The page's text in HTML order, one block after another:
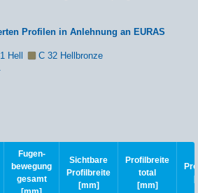
Profilen in Anlehnung an EURAS
Hell
C 32 Hellbronze
Fugen-
bewegung
gesamt
Sichtbare
Profilbreite
[mm]
Profilbreite
total
[mm]